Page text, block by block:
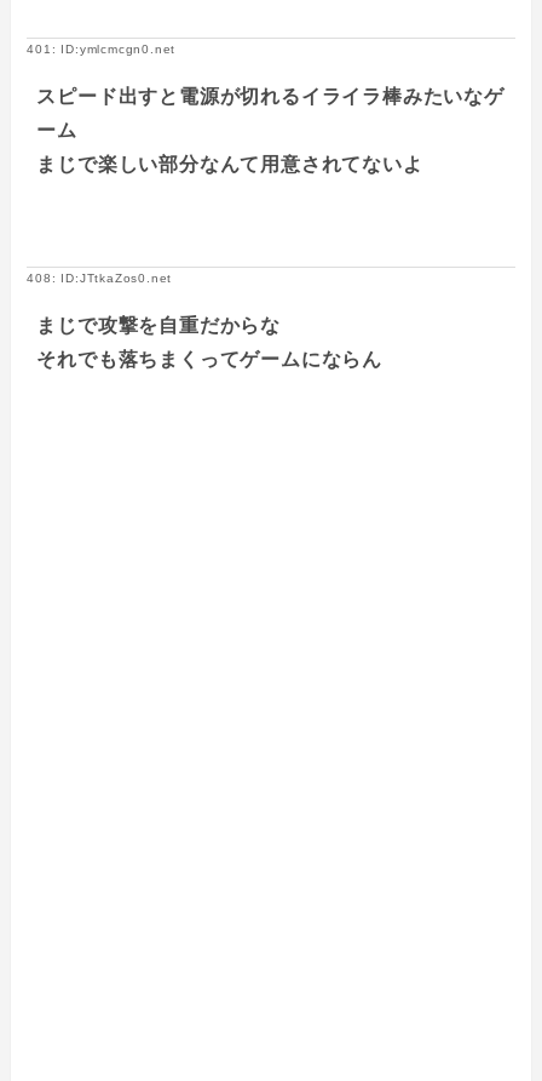
401: ID:ymlcmcgn0.net
スピード出すと電源が切れるイライラ棒みたいなゲ
ーム
まじで楽しい部分なんて用意されてないよ
408: ID:JTtkaZos0.net
まじで攻撃を自重だからな
それでも落ちまくってゲームにならん